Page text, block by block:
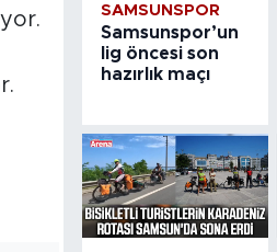
SAMSUNSPOR
Samsunspor’un
lig öncesi son
hazırlık maçı